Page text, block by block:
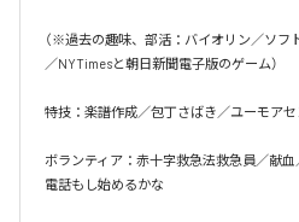
（※過去の趣味、部活：バイオリン／ソフ
／NYTimesと朝日新聞電子版のゲーム）
特技：楽譜作成／包丁さばき／ユーモアセ
ボランティア：赤十字救急法救急員／献
電話もし始めるかな